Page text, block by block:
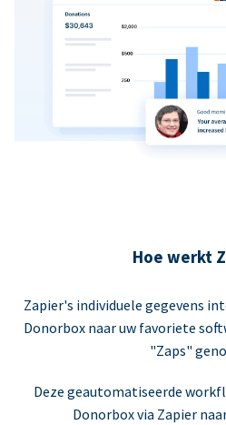
Hoe werkt
Zapier's individuele gegevens
Donorbox naar uw favoriete
"Zaps"
Deze geautomatiseerde
Donorbox via Zapier